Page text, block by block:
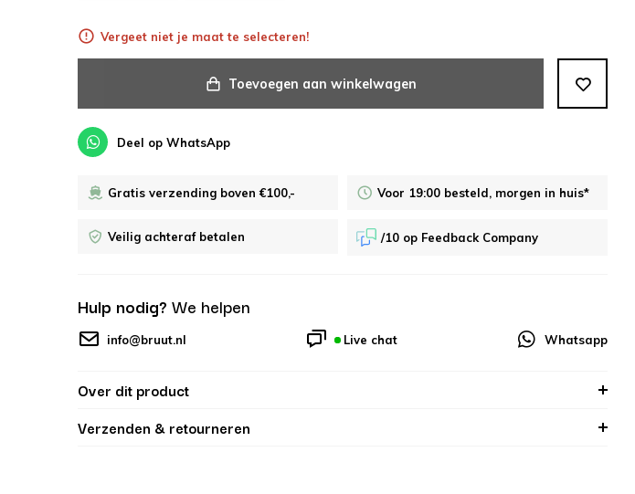
Vergeet niet je maat te selecteren!
Toevoegen aan winkelwagen
Deel op WhatsApp
Gratis verzending boven €100,- Voor 19:00 besteld, morgen in huis*
Veilig achteraf betalen /10 op Feedback Company
Hulp nodig? We helpen
info@bruut.nl Live chat Whatsapp
Over dit product
Verzenden & retourneren